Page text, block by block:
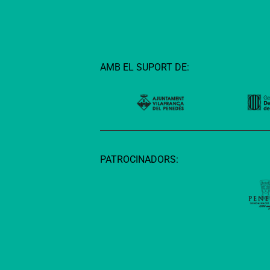
AMB EL SUPORT DE:
PATROCINADORS: